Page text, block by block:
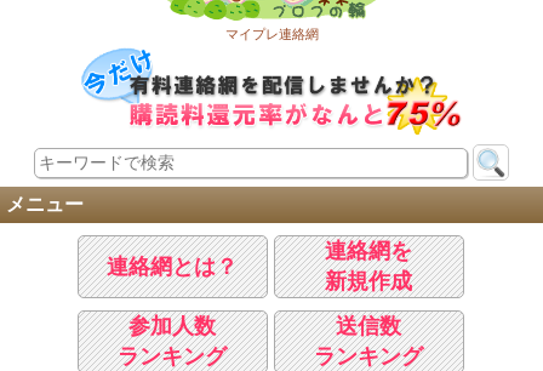
マイプレ連絡網
メニュー
連絡網とは？
連絡網を
新規作成
参加人数
ランキング
送信数
ランキング